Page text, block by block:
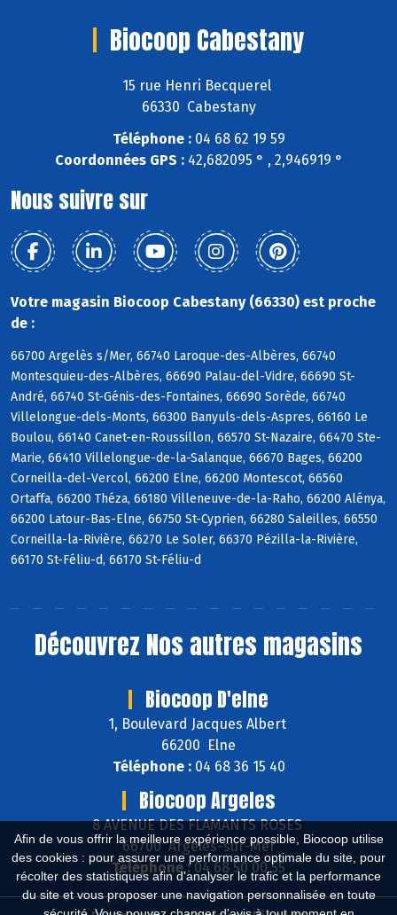
Afin de vous offrir la meilleure expérience possible, Biocoop utilise
des cookies : pour assurer une performance optimale du site, pour
récolter des statistiques afin d'analyser le trafic et la performance
du site et vous proposer une navigation personnalisée en toute
Biocoop Cabestany
15 rue Henri Becquerel
66330 Cabestany
Téléphone :04 68 62 19 59
Coordonnées GPS :42,682095 ° , 2,946919 °
Nous suivre sur
Votre magasin Biocoop Cabestany (66330) est proche
de :
66700 Argelès s/Mer, 66740 Laroque-des-Albères, 66740
Montesquieu-des-Albères, 66690 Palau-del-Vidre, 66690 St-
André, 66740 St-Génis-des-Fontaines, 66690 Sorède, 66740
Villelongue-dels-Monts, 66300 Banyuls-dels-Aspres, 66160 Le
Boulou, 66140 Canet-en-Roussillon, 66570 St-Nazaire, 66470 Ste-
Marie, 66410 Villelongue-de-la-Salanque, 66670 Bages, 66200
Corneilla-del-Vercol, 66200 Elne, 66200 Montescot, 66560
Ortaffa, 66200 Théza, 66180 Villeneuve-de-la-Raho, 66200 Alénya,
66200 Latour-Bas-Elne, 66750 St-Cyprien, 66280 Saleilles, 66550
Corneilla-la-Rivière, 66270 Le Soler, 66370 Pézilla-la-Rivière,
66170 St-Féliu-d, 66170 St-Féliu-d
Découvrez Nos autres magasins
Biocoop D'elne
1, Boulevard Jacques Albert
66200 Elne
Téléphone :04 68 36 15 40
Biocoop Argeles
8 AVENUE DES FLAMANTS ROSES
66700 Argelès-sur-Mer
Téléphone :04 68 50 00 55